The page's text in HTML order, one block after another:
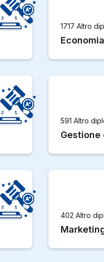
1717 Altro
591 Altro
Gestione
402 Altro